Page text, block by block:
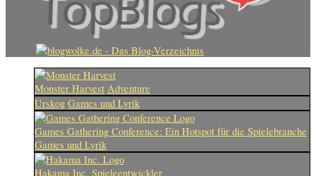
Monster Harvest Adventure
Urskog Games und Lyrik
Games Gathering Conference: Ein Hotspot für die Spielebranche
Games und Lyrik
Hakama Inc. Spieleentwickler